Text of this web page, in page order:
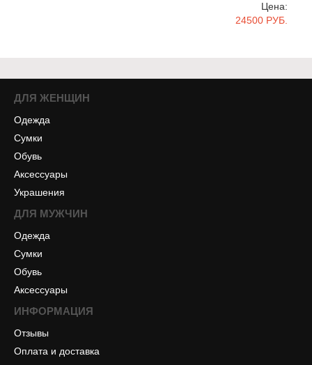
Цена:
24500 РУБ.
ДЛЯ ЖЕНЩИН
Одежда
Сумки
Обувь
Аксессуары
Украшения
ДЛЯ МУЖЧИН
Одежда
Сумки
Обувь
Аксессуары
ИНФОРМАЦИЯ
Отзывы
Оплата и доставка